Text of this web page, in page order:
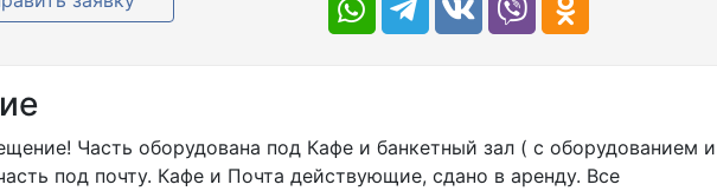
Часть оборудована под Кафе и банкетный зал ( с оборудованием и
под почту. Кафе и Почта действующие, сдано в аренду. Все